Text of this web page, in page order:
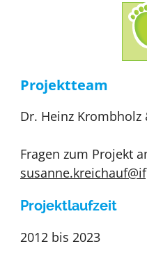
Projektteam
Dr. Heinz Krombholz
Fragen zum Projekt
Projektlaufzeit
2012 bis 2023